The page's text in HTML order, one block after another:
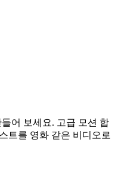
들어 보세요. 고급 모션 합
트를 영화 같은 비디오로